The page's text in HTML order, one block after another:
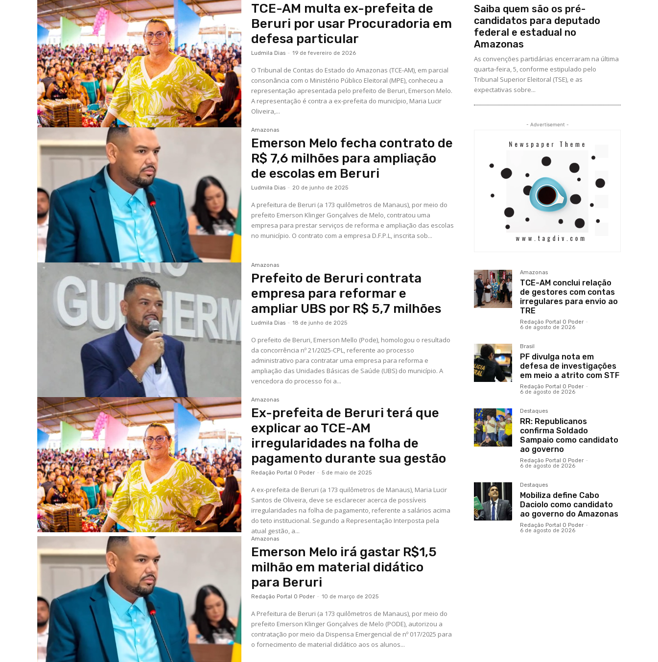
TCE-AM multa ex-prefeita de
Beruri por usar Procuradoria em
defesa particular
Ludmila Dias - 19 de fevereiro de 2026
O Tribunal de Contas do Estado do Amazonas (TCE-AM), em parcial
consonância com o Ministério Público Eleitoral (MPE), conheceu a
representação apresentada pelo prefeito de Beruri, Emerson Melo.
A representação é contra a ex-prefeita do município, Maria Lucir
Oliveira,...
Amazonas
Emerson Melo fecha contrato de
R$ 7,6 milhões para ampliação
de escolas em Beruri
Ludmila Dias - 20 de junho de 2025
A prefeitura de Beruri (a 173 quilômetros de Manaus), por meio do
prefeito Emerson Klinger Gonçalves de Melo, contratou uma
empresa para prestar serviços de reforma e ampliação das escolas
no município. O contrato com a empresa D.F.P.L, inscrita sob...
Amazonas
Prefeito de Beruri contrata
empresa para reformar e
ampliar UBS por R$ 5,7 milhões
Ludmila Dias - 18 de junho de 2025
O prefeito de Beruri, Emerson Mello (Pode), homologou o resultado
da concorrência nº 21/2025-CPL, referente ao processo
administrativo para contratar uma empresa para reforma e
ampliação das Unidades Básicas de Saúde (UBS) do município. A
vencedora do processo foi a...
Amazonas
Ex-prefeita de Beruri terá que
explicar ao TCE-AM
irregularidades na folha de
pagamento durante sua gestão
Redação Portal O Poder - 5 de maio de 2025
A ex-prefeita de Beruri (a 173 quilômetros de Manaus), Maria Lucir
Santos de Oliveira, deve se esclarecer acerca de possíveis
irregularidades na folha de pagamento, referente a salários acima
do teto institucional. Segundo a Representação Interposta pela
atual gestão, a...
Amazonas
Emerson Melo irá gastar R$1,5
milhão em material didático
para Beruri
Redação Portal O Poder - 10 de março de 2025
A Prefeitura de Beruri (a 173 quilômetros de Manaus), por meio do
prefeito Emerson Klinger Gonçalves de Melo (PODE), autorizou a
contratação por meio da Dispensa Emergencial de nº 017/2025 para
o fornecimento de material didático aos os alunos...
Saiba quem são os pré-
candidatos para deputado
federal e estadual no
Amazonas
As convenções partidárias encerraram na última
quarta-feira, 5, conforme estipulado pelo
Tribunal Superior Eleitoral (TSE), e as
expectativas sobre...
- Advertisement -
Amazonas
TCE-AM conclui relação
de gestores com contas
irregulares para envio ao
TRE
Redação Portal O Poder -
6 de agosto de 2026
Brasil
PF divulga nota em
defesa de investigações
em meio a atrito com STF
Redação Portal O Poder -
6 de agosto de 2026
Destaques
RR: Republicanos
confirma Soldado
Sampaio como candidato
ao governo
Redação Portal O Poder -
6 de agosto de 2026
Destaques
Mobiliza define Cabo
Daciolo como candidato
ao governo do Amazonas
Redação Portal O Poder -
6 de agosto de 2026